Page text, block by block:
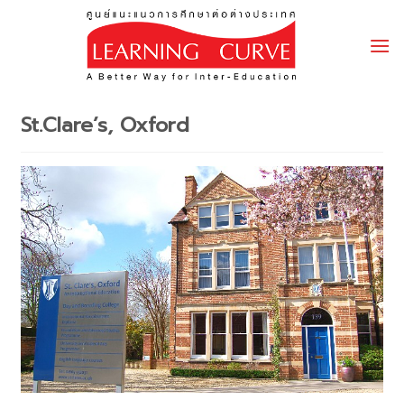
St.Clare’s, Oxford